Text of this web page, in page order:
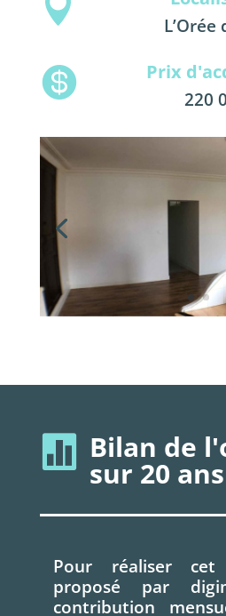
 L’Orée
 Prix
220
 Bilan de
sur 20 ans
Pour réaliser cet
proposé par
contribution